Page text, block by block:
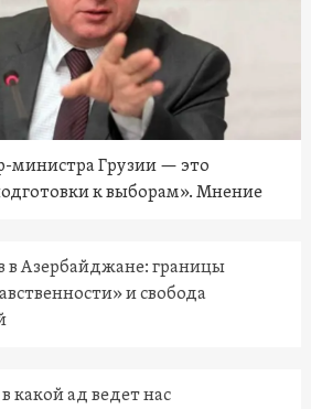
министра Грузии — это
к выборам». Мнение
в Азербайджане: границы
и свобода
какой ад ведет нас